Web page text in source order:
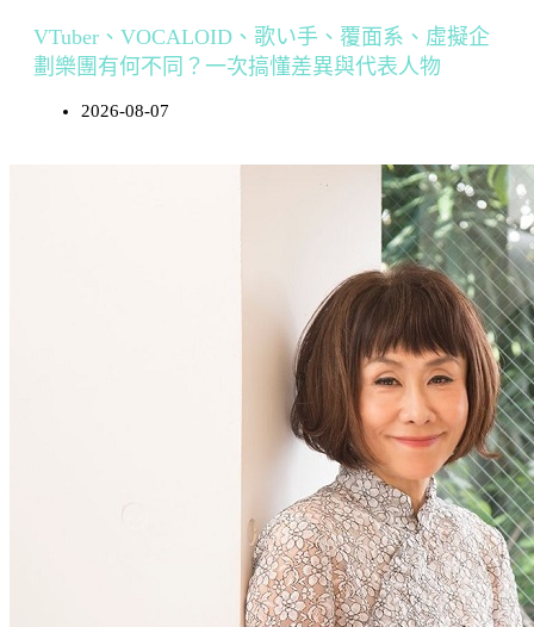
VTuber、VOCALOID、歌い手、覆面系、虛擬企
劃樂團有何不同？一次搞懂差異與代表人物
2026-08-07